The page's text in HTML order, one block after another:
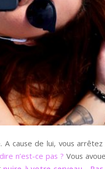
A cause de lui, vous
n’est-ce pas ? Vous